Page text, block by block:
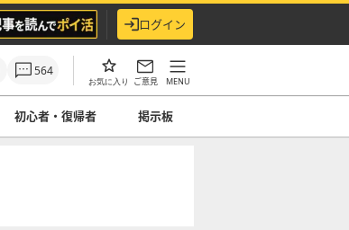
ログイン
564
お気に入り ご意見 MENU
初心者・復帰者 掲示板